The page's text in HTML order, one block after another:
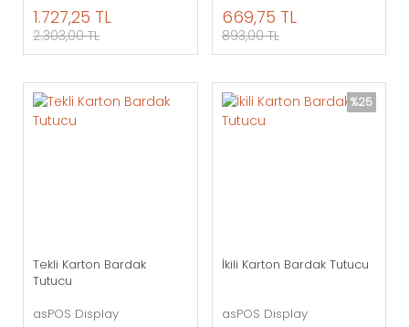
1.727,25 TL
2.303,00 TL
669,75 TL
893,00 TL
Tekli Karton Bardak
Tutucu
asPOS Display
%25
İkili Karton Bardak Tutucu
asPOS Display